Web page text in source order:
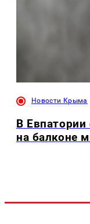
Новости Крыма
В
на балконе